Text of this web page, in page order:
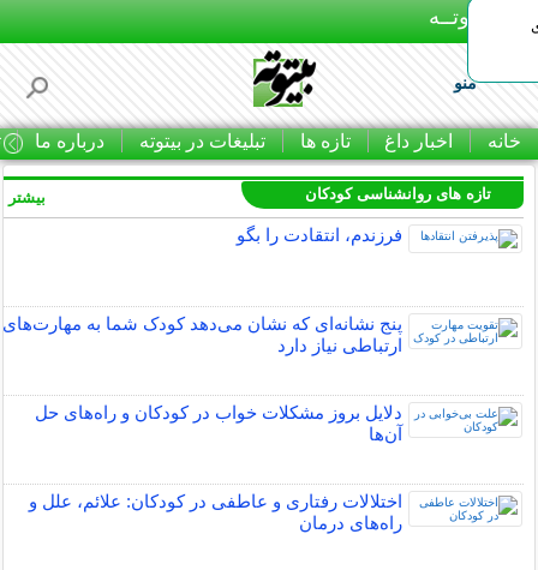
بـیتوتــه
منو
خانه اخبار داغ تازه ها تبلیغات در بیتوته درباره ما
تازه های روانشناسی کودکان
فرزندم، انتقادت را بگو
پنج نشانه‌ای که نشان می‌دهد کودک شما به مهارت‌های
ارتباطی نیاز دارد
دلایل بروز مشکلات خواب در کودکان و راه‌های حل
آن‌ها
اختلالات رفتاری و عاطفی در کودکان: علائم، علل و
راه‌های درمان
بیشتر